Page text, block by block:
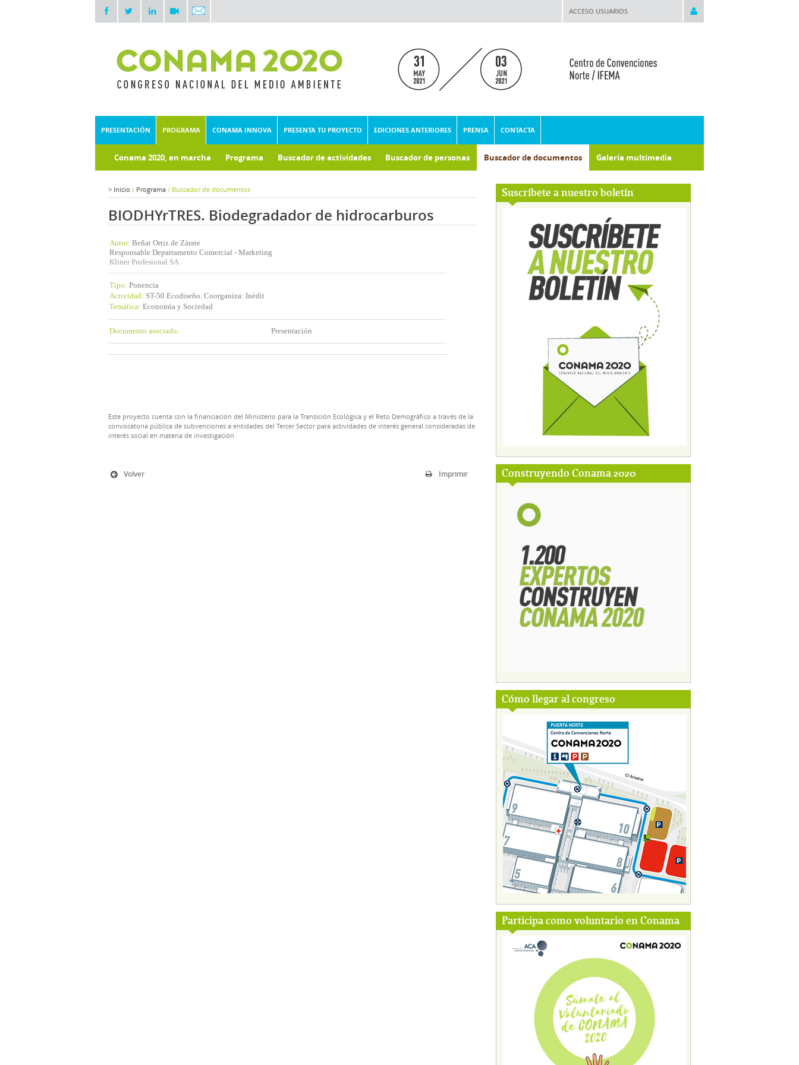
ACCESO USUARIOS
PRESENTACIÓN PROGRAMA CONAMA INNOVA PRESENTA TU PROYECTO EDICIONES ANTERIORES PRENSA CONTACTA
Conama 2020, en marcha Programa Buscador de actividades Buscador de personas Buscador de documentos Galería multimedia
Suscríbete a nuestro boletín
Construyendo Conama 2020
Cómo llegar al congreso
Participa como voluntario en Conama
> Inicio / Programa / Buscador de documentos
BIODHYrTRES. Biodegradador de hidrocarburos
Autor: Beñat Ortiz de Zárate
Responsable Departamento Comercial - Marketing
Kliner Profesional SA
Tipo: Ponencia
Actividad: ST-50 Ecodiseño. Coorganiza: Inèdit
Temática: Economía y Sociedad
Documento asociado: Presentación
Este proyecto cuenta con la financiación del Ministerio para la Transición Ecológica y el Reto Demográfico a través de la
convocatoria pública de subvenciones a entidades del Tercer Sector para actividades de interés general consideradas de
interés social en materia de investigación
Imprimir
Volver